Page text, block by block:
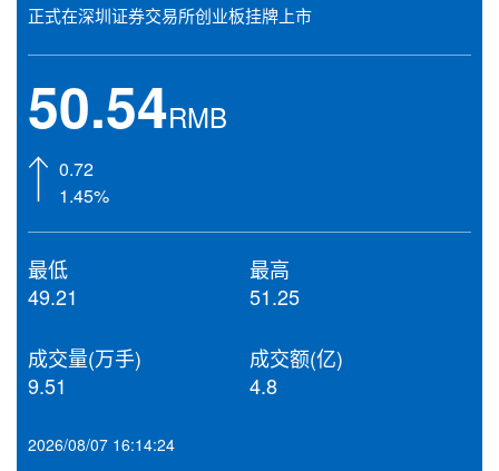
正式在深圳证券交易所创业板挂牌上市
50.54RMB
0.72
1.45%
最低
49.21
最高
51.25
成交量(万手)
9.51
成交额(亿)
4.8
2026/08/07 16:14:24